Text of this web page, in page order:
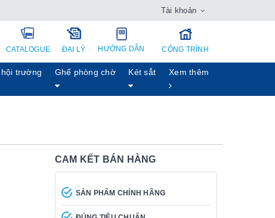
Tài khoản
CATALOGUE ĐẠI LÝ HƯỚNG DẪN CÔNG TRÌNH
trường Ghế phòng chờ Két sẳt Xem thêm
CAM KẾT BÁN HÀNG
SẢN PHẨM CHÍNH HÃNG